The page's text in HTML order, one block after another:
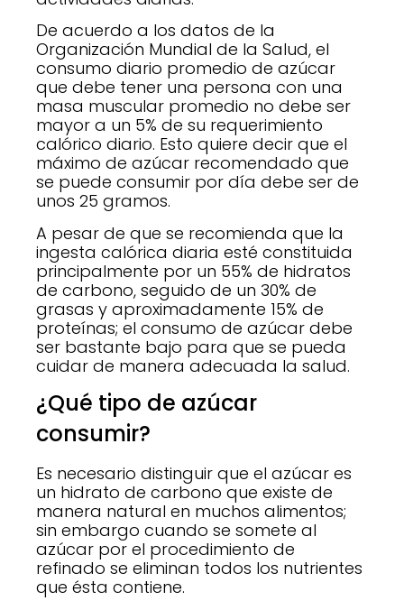
De acuerdo a los datos de la
Organización Mundial de la Salud, el
consumo diario promedio de azúcar
que debe tener una persona con una
masa muscular promedio no debe ser
mayor a un 5% de su requerimiento
calórico diario. Esto quiere decir que el
máximo de azúcar recomendado que
se puede consumir por día debe ser de
unos 25 gramos.
A pesar de que se recomienda que la
ingesta calórica diaria esté constituida
principalmente por un 55% de hidratos
de carbono, seguido de un 30% de
grasas y aproximadamente 15% de
proteínas; el consumo de azúcar debe
ser bastante bajo para que se pueda
cuidar de manera adecuada la salud.
¿Qué tipo de azúcar
consumir?
Es necesario distinguir que el azúcar es
un hidrato de carbono que existe de
manera natural en muchos alimentos;
sin embargo cuando se somete al
azúcar por el procedimiento de
refinado se eliminan todos los nutrientes
que ésta contiene.